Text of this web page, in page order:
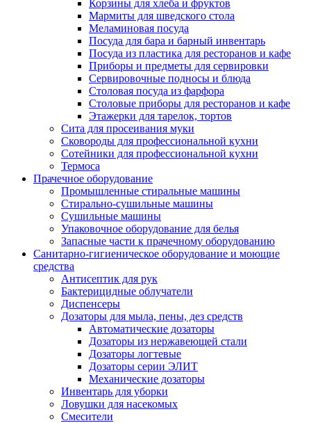
Корзины для хлеба и фруктов
Мармиты для шведского стола
Меламиновая посуда
Посуда для бара и барный инвентарь
Посуда из пластика для ресторанов и кафе
Приборы и предметы для сервировки
Сервировочные подносы и блюда
Столовая посуда из фарфора
Столовые приборы для ресторанов и кафе
Этажерки для тарелок, тортов
Сита для просеивания муки
Сковороды для профессиональной кухни
Сотейники для профессиональной кухни
Термоса
Прачечное оборудование
Промышленные стиральные машины
Стирально-сушильные машины
Сушильные машины
Упаковочное оборудование для белья
Запасные части к прачечному оборудованию
Санитарно-гигиеническое оборудование и моющие
средства
Антисептик для рук
Бактерицидные облучатели
Диспенсеры
Дозаторы для мыла, пены, дез средств
Автоматические дозаторы
Дозаторы из нержавеющей стали
Дозаторы логтевые
Дозаторы серии ЭЛИТ
Механические дозаторы
Инвентарь для уборки
Ловушки для насекомых
Смесители